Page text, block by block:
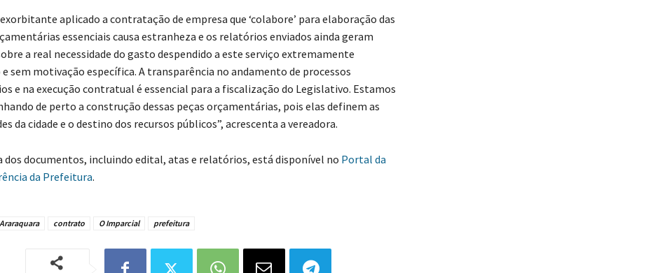
aplicado a contratação de empresa que ‘colabore’ para elaboração das
essenciais causa estranheza e os relatórios enviados ainda geram
a real necessidade do gasto despendido a este serviço extremamente
sem motivação específica. A transparência no andamento de processos
e na execução contratual é essencial para a fiscalização do Legislativo. Estamos
de perto a construção dessas peças orçamentárias, pois elas definem as
da cidade e o destino dos recursos públicos”, acrescenta a vereadora.
dos documentos, incluindo edital, atas e relatórios, está disponível no Portal da
da Prefeitura.
Araraquara contrato O Imparcial prefeitura